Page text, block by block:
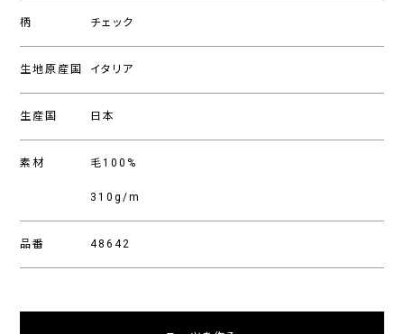
柄 チェック
生地原産国 イタリア
生産国 日本
素材 毛100%
310g/m
品番 48642